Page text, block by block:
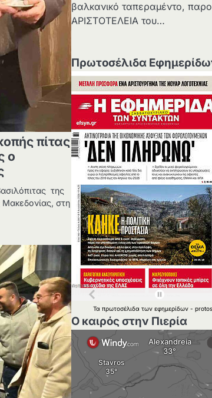
πίτας
ο
της
στη
βαλκανικό ταπεραμέντο,
ΑΡΙΣΤΟΤΕΛΕΙΑ του…
Πρωτοσέλιδα
Ταπρωτοσέλιδατωνεφημερίδων-
Ο καιρός στην Πιερία